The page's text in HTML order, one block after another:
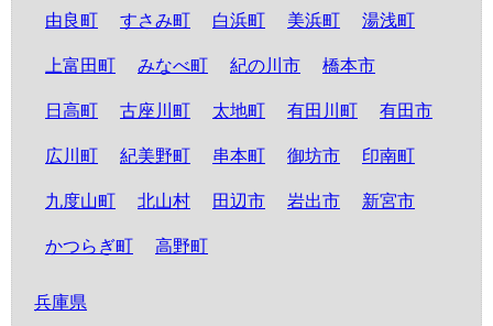
由良町 すさみ町 白浜町 美浜町 湯浅町
上富田町 みなべ町 紀の川市 橋本市
日高町 古座川町 太地町 有田川町 有田市
広川町 紀美野町 串本町 御坊市 印南町
九度山町 北山村 田辺市 岩出市 新宮市
かつらぎ町 高野町
兵庫県